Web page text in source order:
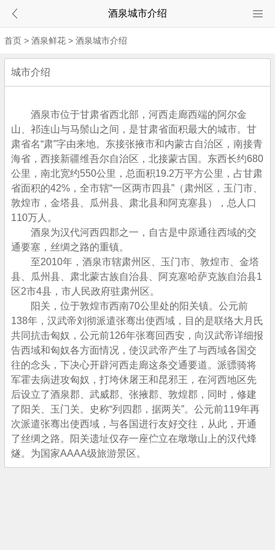
酒泉城市介绍
首页 > 酒泉鲜花 > 酒泉城市介绍
城市介绍
酒泉市位于甘肃省西北部，河西走廊西端的阿尔金
山、祁连山与马鬃山之间，是甘肃省面积最大的城市。甘
肃省名“肃”字由来地。东接张掖市和内蒙古自治区，南接青
海省，西接新疆维吾尔自治区，北接蒙古国。东西长约680
公里，南北宽约550公里，总面积19.2万平方公里，占甘肃
省面积的42%，全市辖“一区两市四县”（肃州区，玉门市、
敦煌市，金塔县、瓜州县、肃北县和阿克塞县），总人口
110万人。
酒泉为汉代河西四郡之一，自古是中原通往西域的交
通要塞，丝绸之路的重镇。
至2010年，酒泉市辖肃州区、玉门市、敦煌市、金塔
县、瓜州县、肃北蒙古族自治县、阿克塞哈萨克族自治县1
区2市4县，市人民政府驻肃州区。
阳关，位于敦煌市西南70公里处的阳关镇。公元前
138年，汉武帝刘彻派遣张骞出使西域，目的是联络大月氏
共同抗击匈奴，公元前126年张骞回西安，向汉武帝详细报
告西域和匈奴各方面情况，使汉武帝产生了与西域各国交
往的念头，下决心开辟河西走廊这条交通要道。派骠骑将
军霍去病进攻匈奴，打垮休屠王和昆邪王，在河西地区先
后设立了酒泉郡、武威郡、张掖郡、敦煌郡，同时，修建
了阳关、玉门关。史称“列四郡，据两关”。公元前119年再
次派遣张骞出使西域，与各国进行友好交往，从此，开通
了丝绸之路。阳关遗址仅存一座伫立在墩墩山上的汉代烽
燧。为国家AAAA级旅游景区。